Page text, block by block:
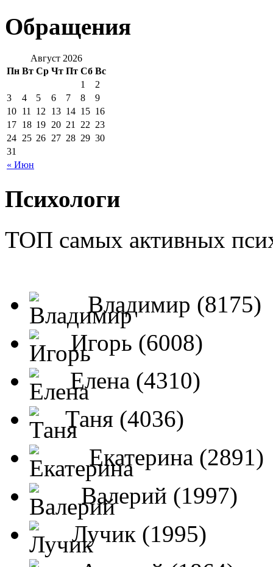
Обращения
Август 2026
Пн Вт Ср Чт Пт Сб Вс
« Июн
1
2
3
4 5 6 7 8
9
10 11 12 13 14 15 16
17 18 19 20 21 22 23
24 25 26 27 28 29 30
31
Психологи
ТОП самых активных
Владимир (8175)
Игорь (6008)
Елена (4310)
Таня (4036)
Екатерина (2891)
Валерий (1997)
Лучик (1995)